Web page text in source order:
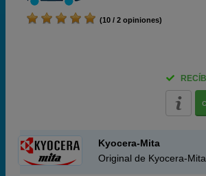
(10 / 2 opiniones)
Kyocera-Mita
Original de Kyocera-Mita